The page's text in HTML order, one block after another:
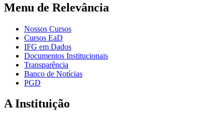
Menu de Relevância
Nossos Cursos
Cursos EaD
IFG em Dados
Documentos Institucionais
Transparência
Banco de Notícias
PGD
A Instituição